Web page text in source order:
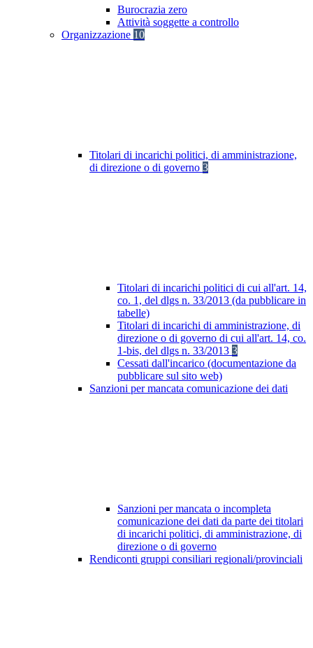
Burocrazia zero
Attività soggette a controllo
Organizzazione 10
Titolari di incarichi politici, di amministrazione,
di direzione o di governo 3
Titolari di incarichi politici di cui all'art. 14,
co. 1, del dlgs n. 33/2013 (da pubblicare in
tabelle)
Titolari di incarichi di amministrazione, di
direzione o di governo di cui all'art. 14, co.
1-bis, del dlgs n. 33/2013 3
Cessati dall'incarico (documentazione da
pubblicare sul sito web)
Sanzioni per mancata comunicazione dei dati
Sanzioni per mancata o incompleta
comunicazione dei dati da parte dei titolari
di incarichi politici, di amministrazione, di
direzione o di governo
Rendiconti gruppi consiliari regionali/provinciali